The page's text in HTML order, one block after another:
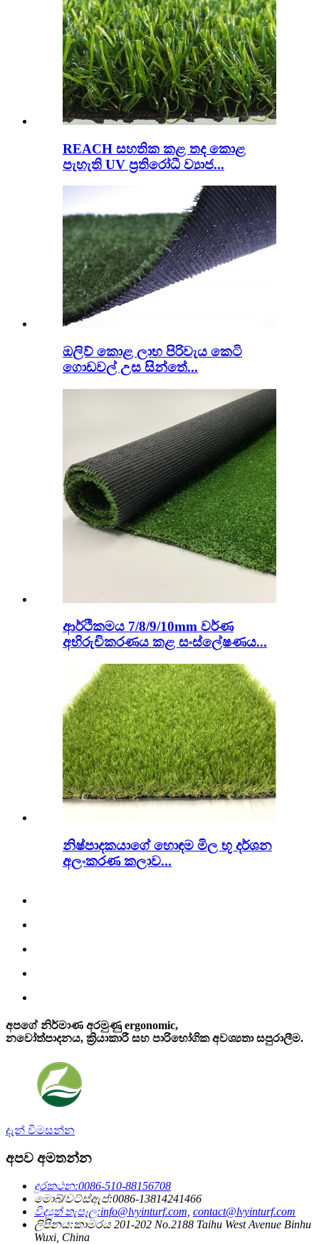
REACH සහතික කළ තද කොළ
පැහැති UV ප්‍රතිරෝධී ව්‍යාජ...
ඔලිව් කොළ ලාභ පිරිවැය කෙටි
ගොඩවල් උස සින්තේ...
ආර්ථිකමය 7/8/9/10mm වර්ණ
අභිරුචිකරණය කළ සංස්ලේෂණය...
නිෂ්පාදකයාගේ හොඳම මිල භූ දර්ශන
අලංකරණ කලාව...
අපගේ නිර්මාණ අරමුණු ergonomic,
නවෝත්පාදනය, ක්‍රියාකාරී සහ පාරිභෝගික අවශ්‍යතා සපුරාලීම.
දැන් විමසන්න
අපව අමතන්න
දුරකථන:0086-510-88156708
මොබ්/වට්ස්ඇප්:0086-13814241466
විද්‍යුත් තැපෑල:info@lvyinturf.com, contact@lvyinturf.com
ලිපිනය:කාමරය 201-202 No.2188 Taihu West Avenue Binhu
Wuxi, China